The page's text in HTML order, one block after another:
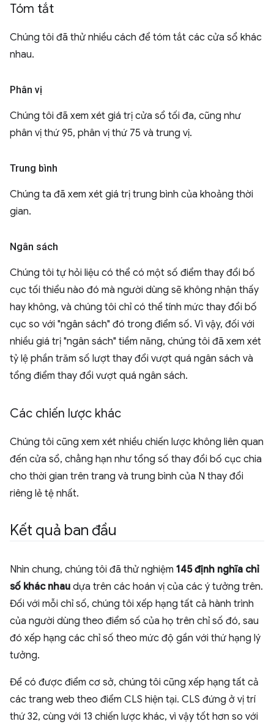
Tóm tắt
Chúng tôi đã thử nhiều cách để tóm tắt các cửa sổ khác
nhau.
Phân vị
Chúng tôi đã xem xét giá trị cửa sổ tối đa, cũng như
phân vị thứ 95, phân vị thứ 75 và trung vị.
Trung bình
Chúng ta đã xem xét giá trị trung bình của khoảng thời
gian.
Ngân sách
Chúng tôi tự hỏi liệu có thể có một số điểm thay đổi bố
cục tối thiểu nào đó mà người dùng sẽ không nhận thấy
hay không, và chúng tôi chỉ có thể tính mức thay đổi bố
cục so với "ngân sách" đó trong điểm số. Vì vậy, đối với
nhiều giá trị "ngân sách" tiềm năng, chúng tôi đã xem xét
tỷ lệ phần trăm số lượt thay đổi vượt quá ngân sách và
tổng điểm thay đổi vượt quá ngân sách.
Các chiến lược khác
Chúng tôi cũng xem xét nhiều chiến lược không liên quan
đến cửa sổ, chẳng hạn như tổng số thay đổi bố cục chia
cho thời gian trên trang và trung bình của N thay đổi
riêng lẻ tệ nhất.
Kết quả ban đầu
Nhìn chung, chúng tôi đã thử nghiệm 145 định nghĩa chỉ
số khác nhau dựa trên các hoán vị của các ý tưởng trên.
Đối với mỗi chỉ số, chúng tôi xếp hạng tất cả hành trình
của người dùng theo điểm số của họ trên chỉ số đó, sau
đó xếp hạng các chỉ số theo mức độ gần với thứ hạng lý
tưởng.
Để có được điểm cơ sở, chúng tôi cũng xếp hạng tất cả
các trang web theo điểm CLS hiện tại. CLS đứng ở vị trí
thứ 32, cùng với 13 chiến lược khác, vì vậy tốt hơn so với